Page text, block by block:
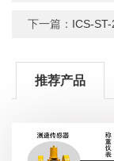
下一篇： ICS-
推荐产品